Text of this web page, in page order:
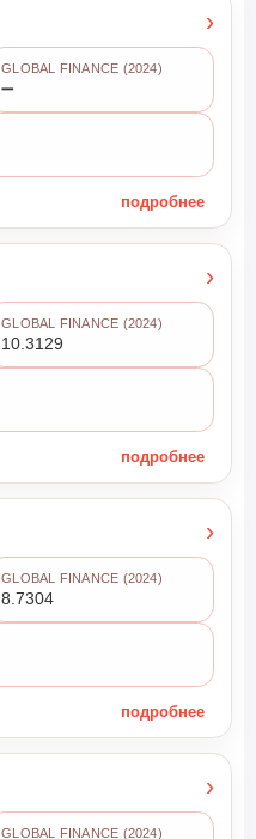
›
GLOBAL FINANCE (2024)
➖
подробнее
›
GLOBAL FINANCE (2024)
10.3129
подробнее
›
GLOBAL FINANCE (2024)
8.7304
подробнее
›
GLOBAL FINANCE (2024)